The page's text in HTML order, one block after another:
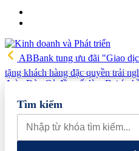
ABBank tung ưu đãi "Giao
tặng khách hàng đặc quyền trải
đoàn Đèo Cả đề xuất làm Dự án
Hải quan Lào Cai phát hiện 5
thực phẩm và nhiều điện thoại
doanh, tìm kiếm doanh nghiệp
các cửa hàng rau củ quả sạch tại
Tìm kiếm